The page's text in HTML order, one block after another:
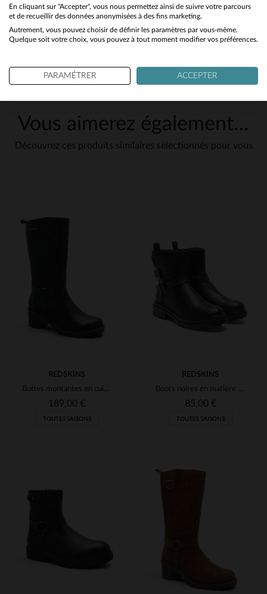
Vous aimerez également…
Découvrez ces produits similaires sélectionnés pour vous
REDSKINS
Bottes montantes en cuir nappa noir
189,00 €
TOUTES SAISONS
REDSKINS
Boots noires en matière synthétique pour femme
85,00 €
TOUTES SAISONS
No
Yes
En cliquant sur "Accepter", vous nous permettez ainsi de suivre votre parcours
et de recueillir des données anonymisées à des fins marketing.
Autrement, vous pouvez choisir de définir les paramètres par vous-même.
Quelque soit votre choix, vous pouvez à tout moment modifier vos préférences.
PARAMÉTRER ACCEPTER